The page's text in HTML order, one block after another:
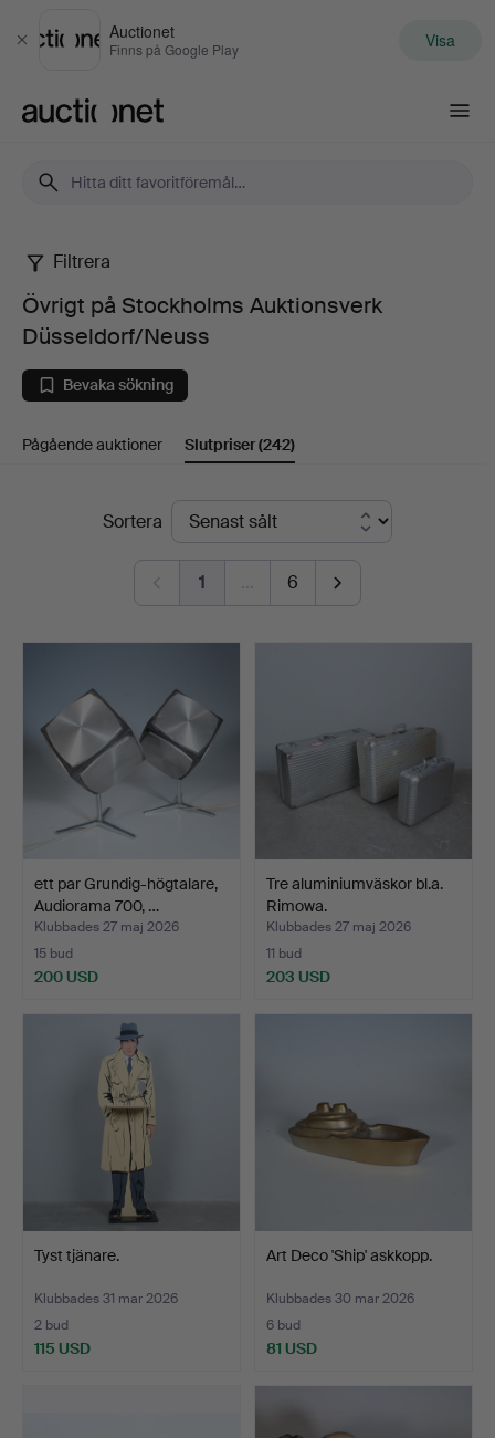
Stäng
Auctionet
Finns på Google Play Visa
Övrigt
på
Stockholms
Auktionsverk
Filtrera
Övrigt på Stockholms Auktionsverk
Düsseldorf/Neuss
Bevaka sökning
Pågående auktioner Slutpriser(242)
SlutpriserSortera
1 … 6
ett par Grundig-högtalare,
Audiorama 700, …
Klubbades 27 maj 2026
15 bud
200 USD
Tre aluminiumväskor bl.a.
Rimowa.
Klubbades 27 maj 2026
11 bud
203 USD
Tyst tjänare.
Klubbades 31 mar 2026
2 bud
115 USD
Art Deco 'Ship' askkopp.
Klubbades 30 mar 2026
6 bud
81 USD